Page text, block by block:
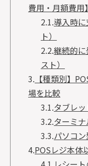
費用・月額費用】
2.1.導入時
ト）
2.2.継続的
スト）
3. 【種類別】
場を比較
3.1.タブレ
3.2.ターミ
3.3.パソコ
4.POSレジ本体